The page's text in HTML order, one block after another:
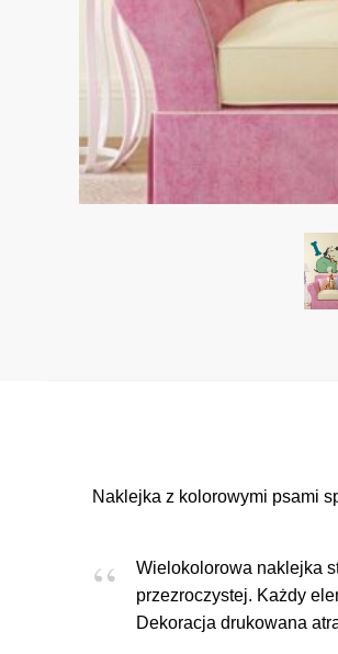
Naklejka z kolorowymi psami
Wielokolorowa naklejka
przezroczystej. Każdy
Dekoracja drukowana